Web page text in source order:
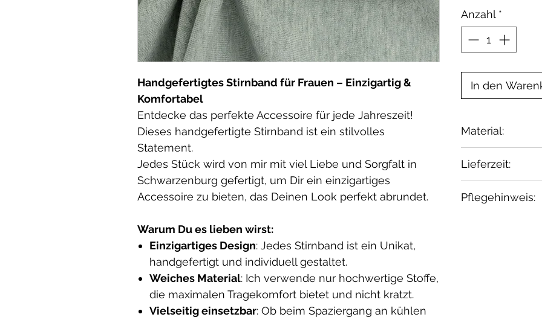
Handgefertigtes Stirnband für Frauen – Einzigartig &
Komfortabel
Entdecke das perfekte Accessoire für jede Jahreszeit!
Dieses handgefertigte Stirnband ist ein stilvolles
Statement.
Jedes Stück wird von mir mit viel Liebe und Sorgfalt in
Schwarzenburg gefertigt, um Dir ein einzigartiges
Accessoire zu bieten, das Deinen Look perfekt abrundet.
Warum Du es lieben wirst:
Einzigartiges Design: Jedes Stirnband ist ein Unikat,
handgefertigt und individuell gestaltet.
Weiches Material: Ich verwende nur hochwertige Stoffe,
die maximalen Tragekomfort bietet und nicht kratzt.
Vielseitig einsetzbar: Ob beim Spaziergang an kühlen
Anzahl *
In den
Material:
French Terry:
Innenstoff:
Lieferzeit:
Wenn du
Pflegehinweis: